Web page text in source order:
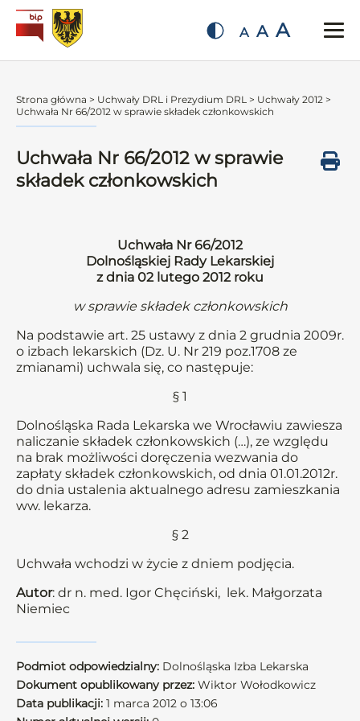
A A A
Strona główna > Uchwały DRL i Prezydium DRL > Uchwały 2012 >
Uchwała Nr 66/2012 w sprawie składek członkowskich
Uchwała Nr 66/2012 w sprawie
składek członkowskich
Uchwała Nr 66/2012
Dolnośląskiej Rady Lekarskiej
z dnia 02 lutego 2012 roku
w sprawie składek członkowskich
Na podstawie art. 25 ustawy z dnia 2 grudnia 2009r.
o izbach lekarskich (Dz. U. Nr 219 poz.1708 ze
zmianami) uchwala się, co następuje:
§ 1
Dolnośląska Rada Lekarska we Wrocławiu zawiesza
naliczanie składek członkowskich (…), ze względu
na brak możliwości doręczenia wezwania do
zapłaty składek członkowskich, od dnia 01.01.2012r.
do dnia ustalenia aktualnego adresu zamieszkania
ww. lekarza.
§ 2
Uchwała wchodzi w życie z dniem podjęcia.
Autor: dr n. med. Igor Chęciński, lek. Małgorzata
Niemiec
Podmiot odpowiedzialny: Dolnośląska Izba Lekarska
Dokument opublikowany przez: Wiktor Wołodkowicz
Data publikacji: 1 marca 2012 o 13:06